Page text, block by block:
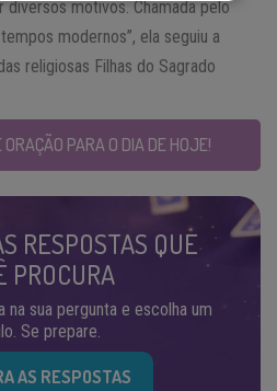
diversos motivos. Chamada pelo
modernos”, ela seguiu a
religiosas Filhas do Sagrado
ORAÇÃO PARA O DIA DE HOJE!
RESPOSTAS QUE
PROCURA
na sua pergunta e escolha um
Se prepare.
AS RESPOSTAS